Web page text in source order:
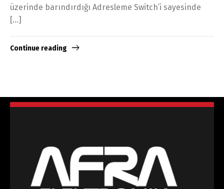
üzerinde barındırdığı Adresleme Switch’i sayesinde
[…]
Continue reading